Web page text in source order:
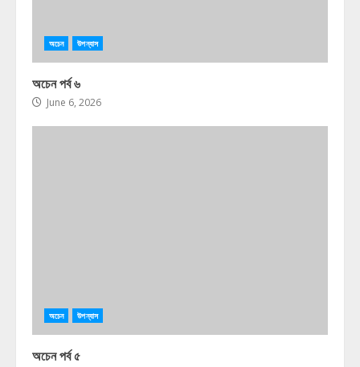
অচেন উপন্যাস
অচেন পর্ব ৬
June 6, 2026
অচেন উপন্যাস
অচেন পর্ব ৫